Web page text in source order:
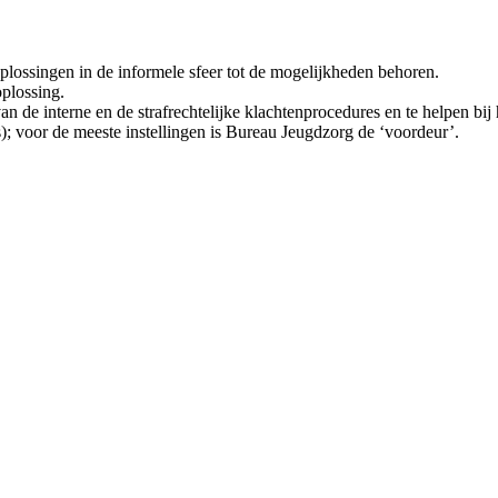
in de informele sfeer tot de mogelijkheden behoren.
de interne en de strafrechtelijke klachtenprocedures en te helpen
de meeste instellingen is Bureau Jeugdzorg de ‘voordeur’.